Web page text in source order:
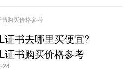
购买价格参考
证书去哪里买便宜?
证书购买价格参考
24